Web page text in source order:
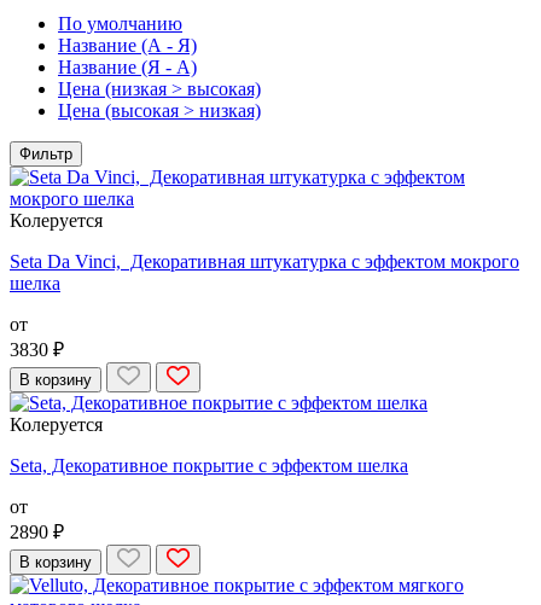
По умолчанию
Название (А - Я)
Название (Я - А)
Цена (низкая > высокая)
Цена (высокая > низкая)
Фильтр
Колеруется
Seta Da Vinci, Декоративная штукатурка с эффектом мокрого
шелка
от
3830 ₽
В корзину
Колеруется
Seta, Декоративное покрытие с эффектом шелка
от
2890 ₽
В корзину